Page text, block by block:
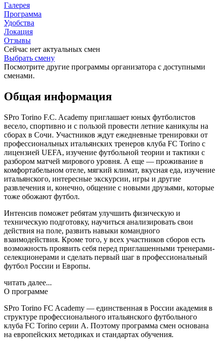
Галерея
Программа
Удобства
Локация
Отзывы
Сейчас нет актуальных смен
Выбрать смену
Посмотрите другие программы организатора с доступными
сменами.
Общая информация
SPro Torino F.C. Academy приглашает юных футболистов
весело, спортивно и с пользой провести летние каникулы на
сборах в Сочи. Участников ждут ежедневные тренировки от
профессиональных итальянских тренеров клуба FC Torino с
лицензией UEFA, изучение футбольной теории и тактики с
разбором матчей мирового уровня. А еще — проживание в
комфортабельном отеле, мягкий климат, вкусная еда, изучение
итальянского, интересные экскурсии, игры и другие
развлечения и, конечно, общение с новыми друзьями, которые
тоже обожают футбол.
Интенсив поможет ребятам улучшить физическую и
техническую подготовку, научиться анализировать свои
действия на поле, развить навыки командного
взаимодействия. Кроме того, у всех участников сборов есть
возможность проявить себя перед приглашенными тренерами-
селекционерами и сделать первый шаг в профессиональный
футбол России и Европы.
читать далее...
О программе
SPro Torino FC Academy — единственная в России академия в
структуре профессионального итальянского футбольного
клуба FC Torino серии А. Поэтому программа смен основана
на европейских методиках и стандартах обучения.